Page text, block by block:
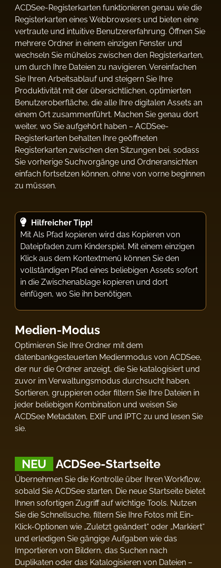
ACDSee-Registerkarten funktionieren genau wie die
Registerkarten eines Webbrowsers und bieten eine
vertraute und intuitive Benutzererfahrung. Öffnen Sie
mehrere Ordner in einem einzigen Fenster und
wechseln Sie mühelos zwischen den Registerkarten,
um durch Ihre Dateien zu navigieren. Vereinfachen
Sie Ihren Arbeitsablauf und steigern Sie Ihre
Produktivität mit der übersichtlichen, optimierten
Benutzeroberfläche, die alle Ihre digitalen Assets an
einem Ort zusammenführt. Machen Sie genau dort
weiter, wo Sie aufgehört haben – ACDSee-
Registerkarten behalten Ihre geöffneten
Registerkarten zwischen den Sitzungen bei, sodass
Sie vorherige Suchvorgänge und Ordneransichten
einfach fortsetzen können, ohne von vorne beginnen
zu müssen.
Hilfreicher Tipp!
Mit Als Pfad kopieren wird das Kopieren von
Dateipfaden zum Kinderspiel. Mit einem einzigen
Klick aus dem Kontextmenü können Sie den
vollständigen Pfad eines beliebigen Assets sofort
in die Zwischenablage kopieren und dort
einfügen, wo Sie ihn benötigen.
Medien-Modus
Optimieren Sie Ihre Ordner mit dem
datenbankgesteuerten Medienmodus von ACDSee,
der nur die Ordner anzeigt, die Sie katalogisiert und
zuvor im Verwaltungsmodus durchsucht haben.
Sortieren, gruppieren oder filtern Sie Ihre Dateien in
jeder beliebigen Kombination und weisen Sie
ACDSee Metadaten, EXIF und IPTC zu und lesen Sie
sie.
NEU ACDSee-Startseite
Übernehmen Sie die Kontrolle über Ihren Workflow,
sobald Sie ACDSee starten. Die neue Startseite bietet
Ihnen sofortigen Zugriff auf wichtige Tools. Nutzen
Sie die Schnellsuche, filtern Sie Ihre Fotos mit Ein-
Klick-Optionen wie „Zuletzt geändert“ oder „Markiert“
und erledigen Sie gängige Aufgaben wie das
Importieren von Bildern, das Suchen nach
Duplikaten oder das Katalogisieren von Dateien –